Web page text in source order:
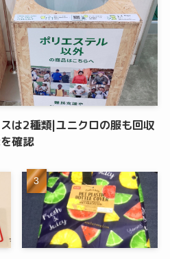
は2種類|ユニクロの服も回収
確認